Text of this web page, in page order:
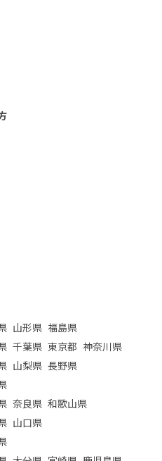
山形県 福島県
千葉県 東京都 神奈川県
山梨県 長野県
奈良県 和歌山県
山口県